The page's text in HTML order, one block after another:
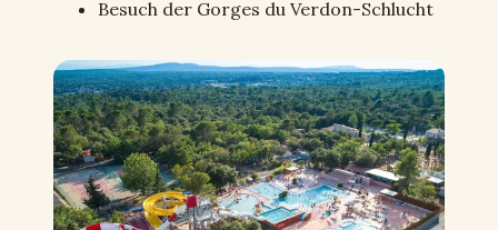
Besuch der Gorges du Verdon-Schlucht